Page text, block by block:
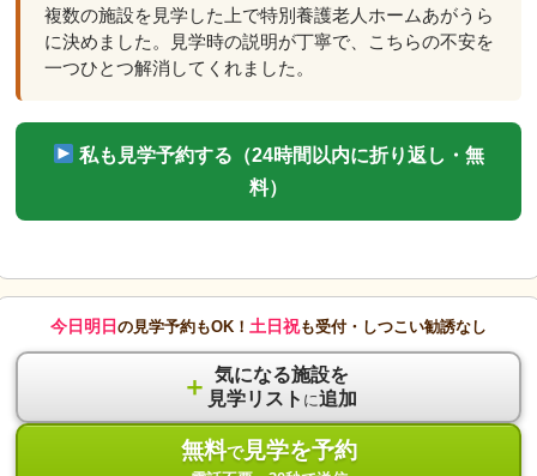
複数の施設を見学した上で特別養護老人ホームあがうら
に決めました。見学時の説明が丁寧で、こちらの不安を
一つひとつ解消してくれました。
私も見学予約する（24時間以内に折り返し・無
料）
今日明日 の見学予約もOK！ 土日祝も受付・しつこい勧誘なし
＋ 気になる施設を
見学リスト に追加
無料で見学を予約